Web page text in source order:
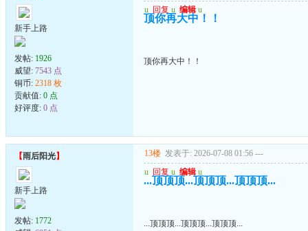
新手上路
发帖: 1926
威望: 7543 点
铜币: 2318 枚
贡献值: 0 点
好评度: 0 点
u 回复 u 编辑 u
顶你再大中！！
顶你再大中！！
【雨后阳光】
新手上路
发帖: 1772
13楼 发表于: 2026-07-08 01:56 ---
u 回复 u 编辑 u
...顶顶顶...顶顶顶...顶顶顶...
...顶顶顶...顶顶顶...顶顶顶...